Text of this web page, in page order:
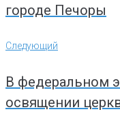
городе Печоры
Следующий
Следующий
В федеральном
освящении